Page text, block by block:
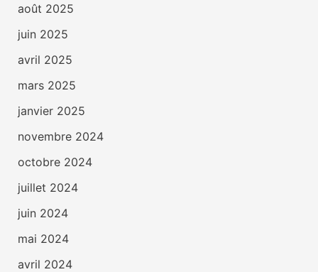
août 2025
juin 2025
avril 2025
mars 2025
janvier 2025
novembre 2024
octobre 2024
juillet 2024
juin 2024
mai 2024
avril 2024